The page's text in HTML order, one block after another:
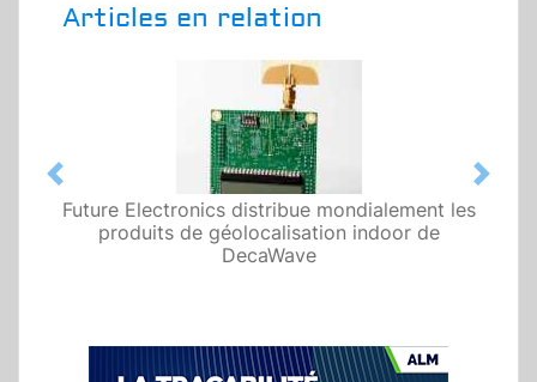
Articles en relation
Future Electronics distribue mondialement les
produits de géolocalisation indoor de
DecaWave
Previous Next